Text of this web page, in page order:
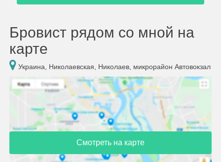
Бровист рядом со мной на
карте
Украина, Николаевская, Николаев, микрорайон Автовокзал
Смотреть на карте